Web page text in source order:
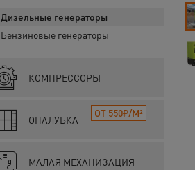
Дизельные генераторы
Бензиновые генераторы
КОМПРЕССОРЫ
ОПАЛУБКА
ОТ 550₽/М²
МАЛАЯ МЕХАНИЗАЦИЯ